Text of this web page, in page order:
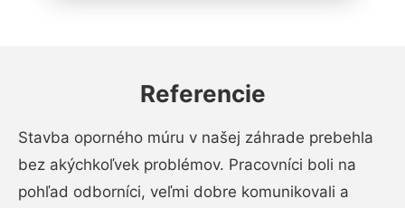
Referencie
Stavba oporného múru v našej záhrade prebehla
bez akýchkoľvek problémov. Pracovníci boli na
pohľad odborníci, veľmi dobre komunikovali a